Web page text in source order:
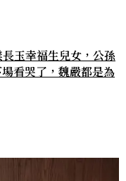
玉幸福生兒女，公孫
看哭了，魏嚴都是為